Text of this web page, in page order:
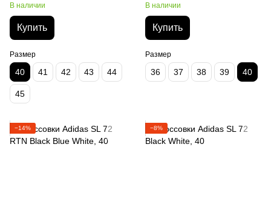
В наличии
Купить
Размер
40 41 42 43 44
45
В наличии
Купить
Размер
36 37 38 39 40
−14% −8%